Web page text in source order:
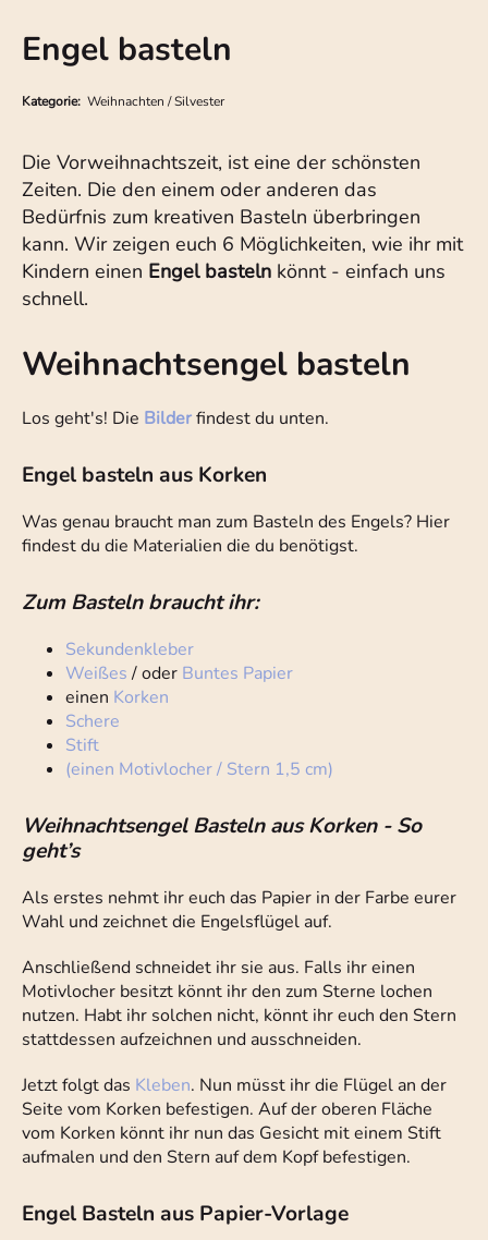
Engel basteln
Kategorie: Weihnachten / Silvester
Die Vorweihnachtszeit, ist eine der schönsten
Zeiten. Die den einem oder anderen das
Bedürfnis zum kreativen Basteln überbringen
kann. Wir zeigen euch 6 Möglichkeiten, wie ihr mit
Kindern einen Engel basteln könnt - einfach uns
schnell.
Weihnachtsengel basteln
Los geht's! Die Bilderfindest du unten.
Engel basteln aus Korken
Was genau braucht man zum Basteln des Engels? Hier
findest du die Materialien die du benötigst.
Zum Basteln braucht ihr:
Sekundenkleber
Weißes / oder Buntes Papier
einen Korken
Schere
Stift
(einen Motivlocher / Stern 1,5 cm)
Weihnachtsengel Basteln aus Korken - So
geht’s
Als erstes nehmt ihr euch das Papier in der Farbe eurer
Wahl und zeichnet die Engelsflügel auf.
Anschließend schneidet ihr sie aus. Falls ihr einen
Motivlocher besitzt könnt ihr den zum Sterne lochen
nutzen. Habt ihr solchen nicht, könnt ihr euch den Stern
stattdessen aufzeichnen und ausschneiden.
Jetzt folgt das Kleben. Nun müsst ihr die Flügel an der
Seite vom Korken befestigen. Auf der oberen Fläche
vom Korken könnt ihr nun das Gesicht mit einem Stift
aufmalen und den Stern auf dem Kopf befestigen.
Engel Basteln aus Papier-Vorlage